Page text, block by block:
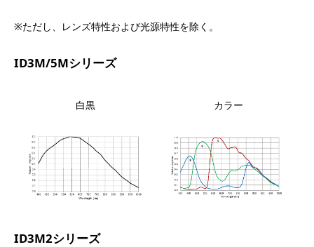
※ただし、レンズ特性および光源特性を除く。
ID3M/5Mシリーズ
白黒 カラー
ID3M2シリーズ